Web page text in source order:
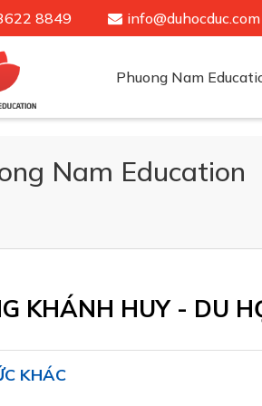
8849 info@duhocduc.com
Phuong Nam
Nam Education
KHÁNH HUY - DU
KHÁC